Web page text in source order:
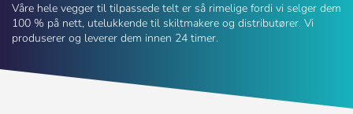
Våre hele vegger til tilpassede telt er så rimelige fordi vi selger dem
100 % på nett, utelukkende til skiltmakere og distributører. Vi
produserer og leverer dem innen 24 timer.